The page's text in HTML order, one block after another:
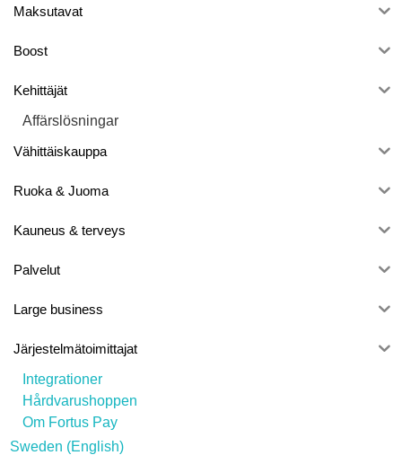
Maksutavat
Boost
Kehittäjät
Affärslösningar
Vähittäiskauppa
Ruoka & Juoma
Kauneus & terveys
Palvelut
Large business
Järjestelmätoimittajat
Integrationer
Hårdvarushoppen
Om Fortus Pay
Sweden (English)